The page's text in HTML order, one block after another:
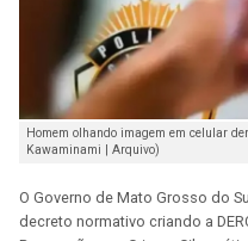
Homem olhando imagem em celular
Kawaminami | Arquivo)
O Governo de Mato Grosso do
decreto normativo criando a